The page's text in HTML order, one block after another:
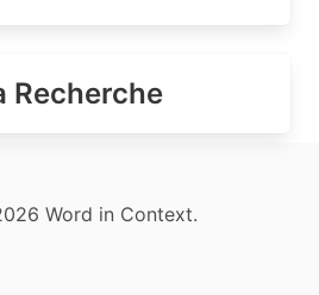
Recherche
Word in Context.